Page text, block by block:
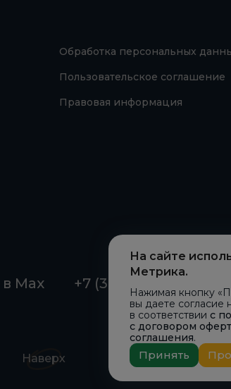
Обработка персональных
Пользовательское соглашение
Правовая информация
Max +7 (3852) 36-43-65
Наверх
На сайте
Метрика.
Нажимая кнопку
вы даете согласие
в соответствии с
с договором
соглашения.
Принять